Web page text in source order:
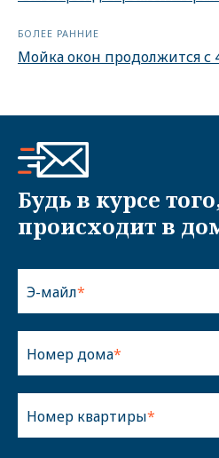
БОЛЕЕ РАННИЕ
Мойка окон продолжится с
Будь в курсе
происходит в
Э-майл
Номер дома
Номер квартиры